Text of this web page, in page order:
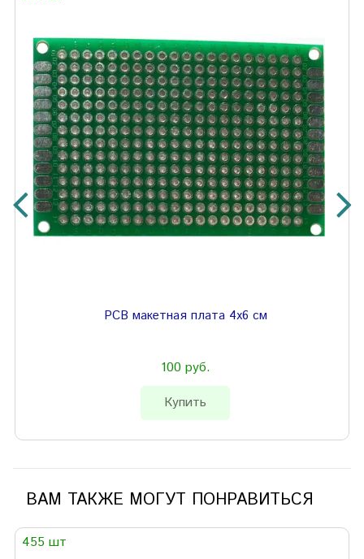
PCB макетная плата 4х6 см
100 руб.
Купить
ВАМ ТАКЖЕ МОГУТ ПОНРАВИТЬСЯ
455 шт